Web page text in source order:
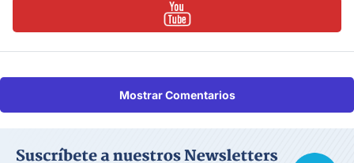
Mostrar Comentarios